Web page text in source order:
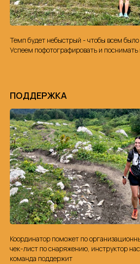
Темп будет небыстрый - чтобы всем
Успеем пофотографировать и поснимать
ПОДДЕРЖКА
Координатор поможет по
чек-лист по снаряжению, инструктор
команда поддержит